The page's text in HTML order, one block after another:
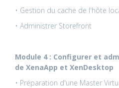
• Gestion du cache de l'hôte
• Administrer Storefront
Module 4 : Configurer et
de XenaApp et XenDesktop
• Préparation d'une Master